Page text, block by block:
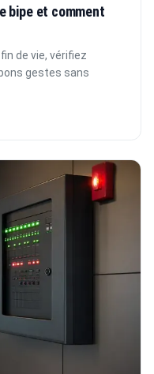
bipe et comment
de vie, vérifiez
gestes sans